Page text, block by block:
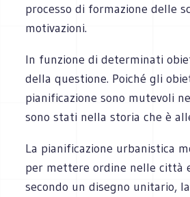
processo di formazione delle
motivazioni.
In funzione di determinati
della questione. Poiché gli
pianificazione sono mutevoli
sono stati nella storia che è
La pianificazione urbanistica
per mettere ordine nelle città
secondo un disegno unitario,